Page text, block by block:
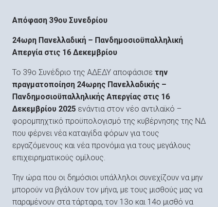
Απόφαση 39ου Συνεδρίου
24ωρη Πανελλαδική – Πανδημοσιοϋπαλληλική
Απεργία στις 16 Δεκεμβρίου
Το 39ο Συνέδριο της ΑΔΕΔΥ αποφάσισε την
πραγματοποίηση 24ωρης Πανελλαδικής –
Πανδημοσιοϋπαλληλικής Απεργίας στις 16
Δεκεμβρίου 2025 ενάντια στον νέο αντιλαϊκό –
φορομπηχτικό προϋπολογισμό της κυβέρνησης της ΝΔ
που φέρνει νέα καταιγίδα φόρων για τους
εργαζόμενους και νέα προνόμια για τους μεγάλους
επιχειρηματικούς ομίλους.
Την ώρα που οι δημόσιοι υπάλληλοι συνεχίζουν να μην
μπορούν να βγάλουν τον μήνα, με τους μισθούς μας να
παραμένουν στα τάρταρα, τον 13ο και 14ο μισθό να